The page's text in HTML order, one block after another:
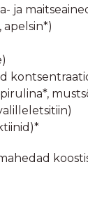
ja
apelsin*)